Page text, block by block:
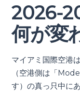
2026-
何が変
マイアミ国際空港は
（空港側は「
す）の真っ只中に